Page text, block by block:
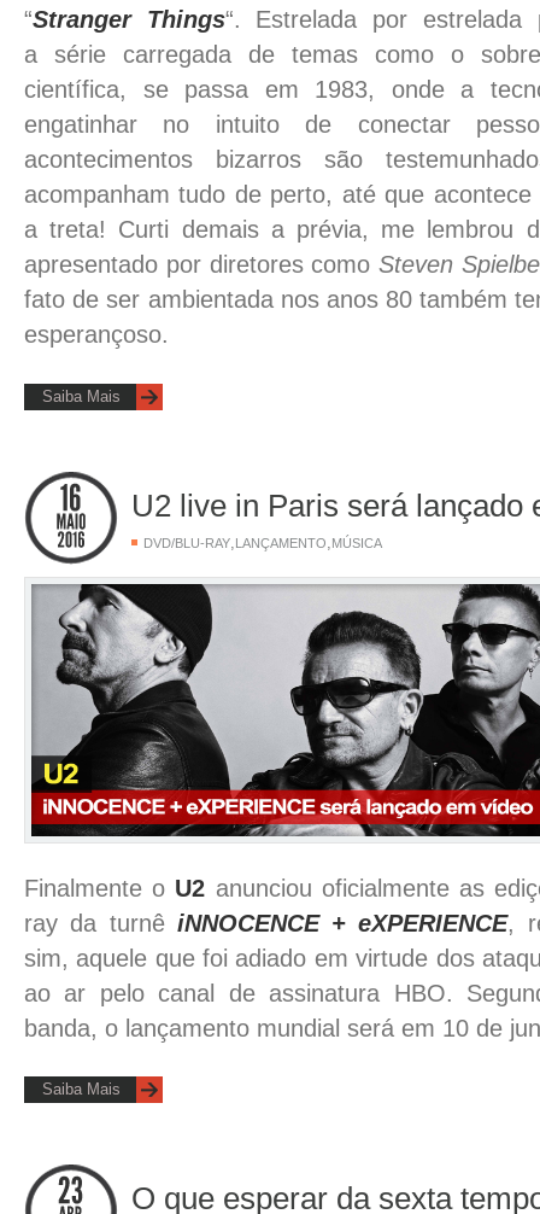
“Stranger Things“. Estrelada por
a série carregada de temas como o
científica, se passa em 1983, onde a
engatinhar no intuito de conectar
acontecimentos bizarros são
acompanham tudo de perto, até que
a treta! Curti demais a prévia, me lembrou
apresentado por diretores comoSteven
fato de ser ambientada nos anos 80 também
esperançoso.
Saiba Mais
U2 live in Paris será lançado
DVD/BLU-RAY LANÇAMENTO MÚSICA
Finalmente o U2 anunciou oficialmente as
ray da turnê iNNOCENCE + eXPERIENCE,
sim, aquele que foi adiado em virtude dos
ao ar pelo canal de assinatura HBO.
banda, o lançamento mundial será em 10 de
Saiba Mais
O que esperar da sexta